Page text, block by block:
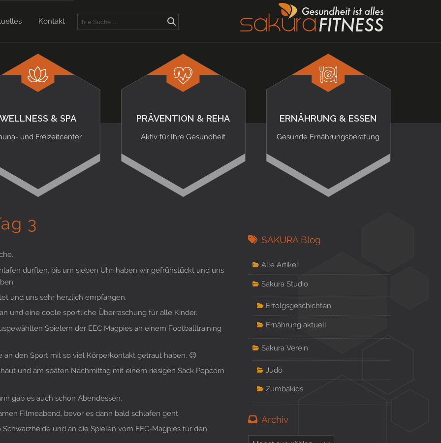
Kontakt
WELLNESS & SPA
und Freizeitcenter
PRÄVENTION & REHA
Aktiv für Ihre Gesundheit
ERNÄHRUNG & ESSEN
Gesunde Ernährungsberatung
3
durften, bis um sieben Uhr, haben wir gefrühstückt und uns
und uns sehr herzlich empfangen.
und eine coole sportliche Überraschung für alle Kinder.
Spielern der EEC Magpies an einem Footballtraining
an den Sport mit so viel Körperkontakt getraut haben. 😉
und am späten Nachmittag mit einem riesigen Sack Popcorn
gab es auch schon Abendessen.
Filmeabend, bevor es dann bald schlafen geht.
und an die Spielen vom EEC-Magpies für den
SAKURA Blog
Alle Artikel
Sakura Studio
Erfolgsgeschichten
Ernährung aktuell
Sakura Verein
Judo
Zumbakids
Archiv